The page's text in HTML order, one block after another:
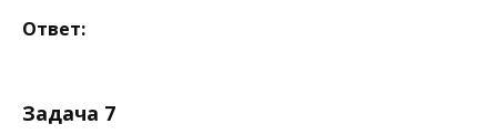
Ответ:
Задача 7